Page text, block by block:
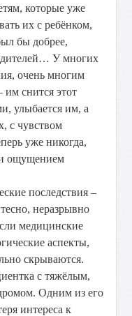
которые уже
их с ребёнком,
бы добрее,
У многих
очень многим
им снится этот
улыбается им, а
с чувством
уже никогда,
ощущением
последствия –
неразрывно
медицинские
аспекты,
скрываются.
с тяжёлым,
Одним из его
интереса к